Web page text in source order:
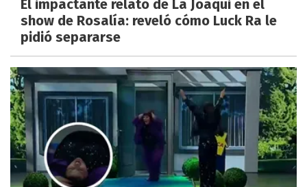
El impactante relato de La Joaqui en el
show de Rosalía: reveló cómo Luck Ra le
pidió separarse